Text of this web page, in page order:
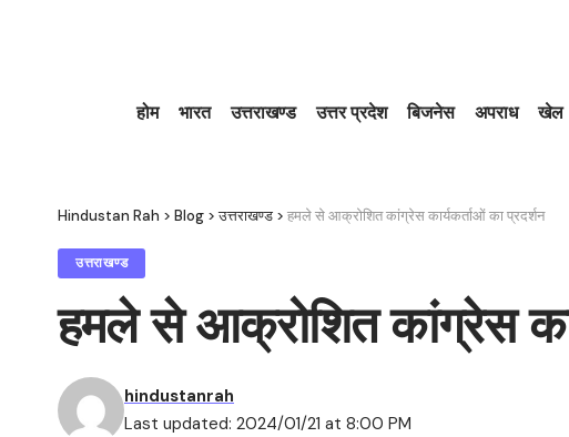
होम भारत उत्तराखण्ड उत्तर प्रदेश बिजनेस अपराध खेल
Hindustan Rah > Blog >उत्तराखण्ड > हमले से आक्रोशित कांग्रेस कार्यकर्ताओं का प्रदर्शन
उत्तराखण्ड
हमले से आक्रोशित कांग्रेस
Last updated: 2024/01/21 at 8:00 PM
hindustanrah